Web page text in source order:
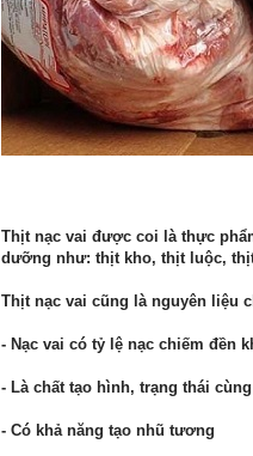
Thịt nạc vai được coi là thực
dưỡng như: thịt kho, thịt luộc,
Thịt nạc vai cũng là nguyên liệu
- Nạc vai có tỷ lệ nạc chiếm đền
- Là chất tạo hình, trạng thái
- Có khả năng tạo nhũ tương